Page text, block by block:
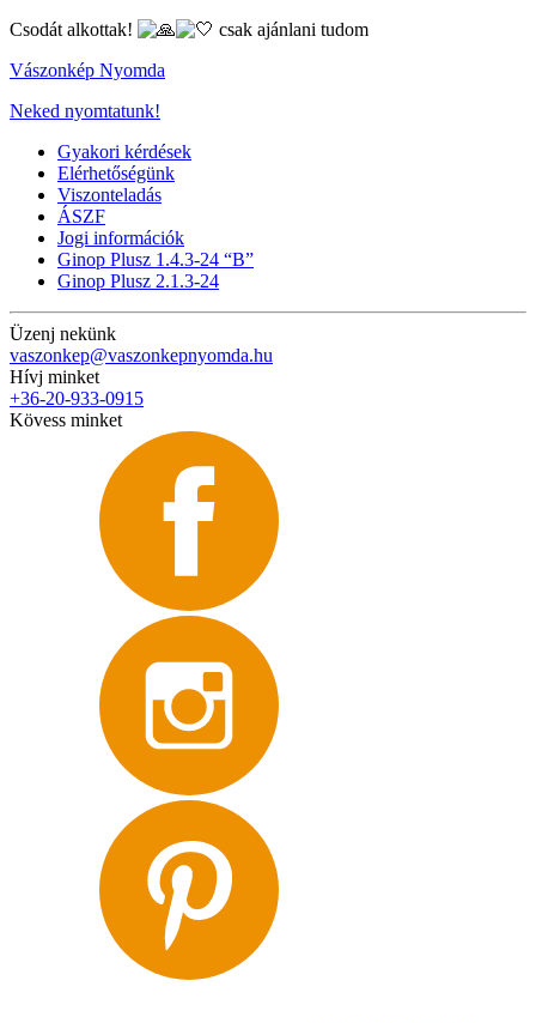
Csodát alkottak!
csak ajánlani tudom
Vászonkép Nyomda
Neked nyomtatunk!
Gyakori kérdések
Elérhetőségünk
Viszonteladás
ÁSZF
Jogi információk
Ginop Plusz 1.4.3-24 “B”
Ginop Plusz 2.1.3-24
Üzenj nekünk
vaszonkep@vaszonkepnyomda.hu
Hívj minket
+36-20-933-0915
Kövess minket